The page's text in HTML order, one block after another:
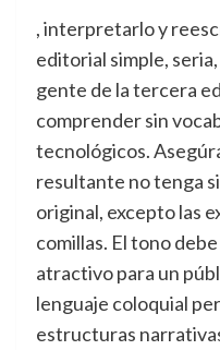
, interpretarlo y
editorial simple,
gente de la tercera
comprender sin
tecnológicos.
resultante no tenga
original, excepto las
comillas. El tono
atractivo para un
lenguaje coloquial
estructuras